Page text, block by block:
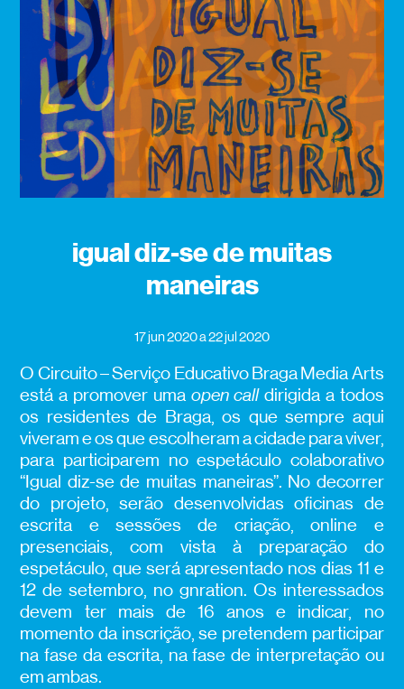
igual diz-se de muitas
maneiras
17 jun 2020a 22 jul 2020
O Circuito – Serviço Educativo Braga Media Arts
está a promover uma open calldirigida a todos
os residentes de Braga, os que sempre aqui
viveram e os que escolheram a cidade para viver,
para participarem no espetáculo colaborativo
“Igual diz-se de muitas maneiras”. No decorrer
do projeto, serão desenvolvidas oficinas de
escrita e sessões de criação, online e
presenciais, com vista à preparação do
espetáculo, que será apresentado nos dias 11 e
12 de setembro, no gnration. Os interessados
devem ter mais de 16 anos e indicar, no
momento da inscrição, se pretendem participar
na fase da escrita, na fase de interpretação ou
em ambas.